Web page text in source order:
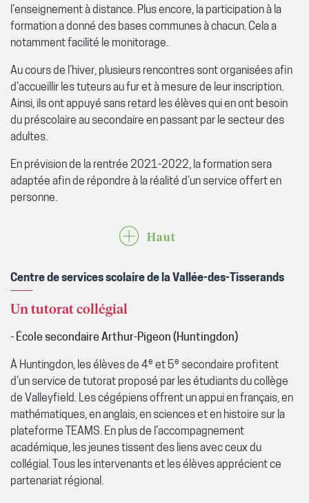
l’enseignement à distance. Plus encore, la participation à la
formation a donné des bases communes à chacun. Cela a
notamment facilité le monitorage.
Au cours de l’hiver, plusieurs rencontres sont organisées afin
d’accueillir les tuteurs au fur et à mesure de leur inscription.
Ainsi, ils ont appuyé sans retard les élèves qui en ont besoin
du préscolaire au secondaire en passant par le secteur des
adultes.
En prévision de la rentrée 2021-2022, la formation sera
adaptée afin de répondre à la réalité d’un service offert en
personne.
Haut
Centre de services scolaire de la Vallée-des-Tisserands
Un tutorat collégial
- École secondaire Arthur-Pigeon (Huntingdon)
À Huntingdon, les élèves de 4e et 5e secondaire profitent
d’un service de tutorat proposé par les étudiants du collège
de Valleyfield. Les cégépiens offrent un appui en français, en
mathématiques, en anglais, en sciences et en histoire sur la
plateforme TEAMS. En plus de l’accompagnement
académique, les jeunes tissent des liens avec ceux du
collégial. Tous les intervenants et les élèves apprécient ce
partenariat régional.